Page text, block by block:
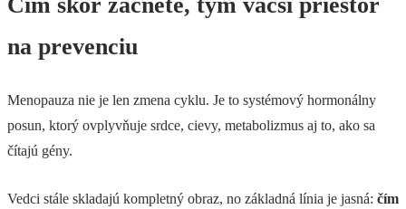
na prevenciu
Menopauza nie je len zmena cyklu. Je to systémový hormonálny
posun, ktorý ovplyvňuje srdce, cievy, metabolizmus aj to, ako sa
čítajú gény.
Vedci stále skladajú kompletný obraz, no základná línia je jasná: čím